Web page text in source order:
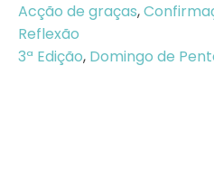
Acção de graças,
Reflexão
3ª Edição, Domingo de